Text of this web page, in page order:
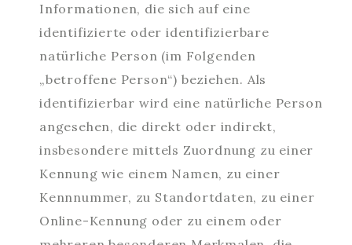
Informationen, die sich auf eine
identifizierte oder identifizierbare
natürliche Person (im Folgenden
„betroffene Person“) beziehen. Als
identifizierbar wird eine natürliche Person
angesehen, die direkt oder indirekt,
insbesondere mittels Zuordnung zu einer
Kennung wie einem Namen, zu einer
Kennnummer, zu Standortdaten, zu einer
Online-Kennung oder zu einem oder